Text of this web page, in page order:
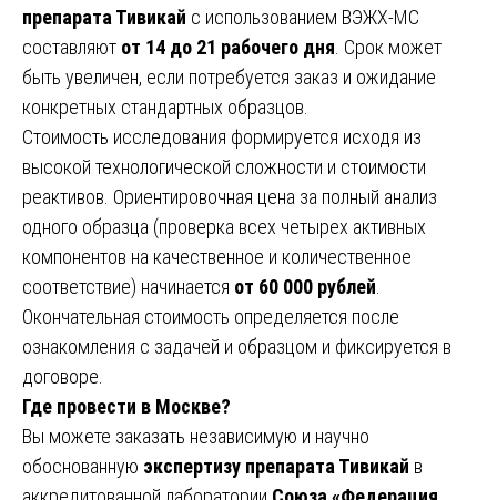
препарата Тивикай с использованием ВЭЖХ-МС
составляют от 14 до 21 рабочего дня . Срок может
быть увеличен, если потребуется заказ и ожидание
конкретных стандартных образцов.
Стоимость исследования формируется исходя из
высокой технологической сложности и стоимости
реактивов. Ориентировочная цена за полный анализ
одного образца (проверка всех четырех активных
компонентов на качественное и количественное
соответствие) начинается от 60 000 рублей
Окончательная стоимость определяется после
ознакомления с задачей и образцом и фиксируется в
договоре.
Где провести в Москве?
Вы можете заказать независимую и научно
обоснованную экспертизу препарата Тивикай в